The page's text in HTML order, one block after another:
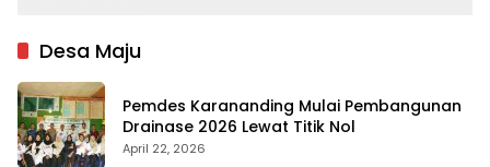
Desa Maju
Pemdes Karananding Mulai Pembangunan
Drainase 2026 Lewat Titik Nol
April 22, 2026